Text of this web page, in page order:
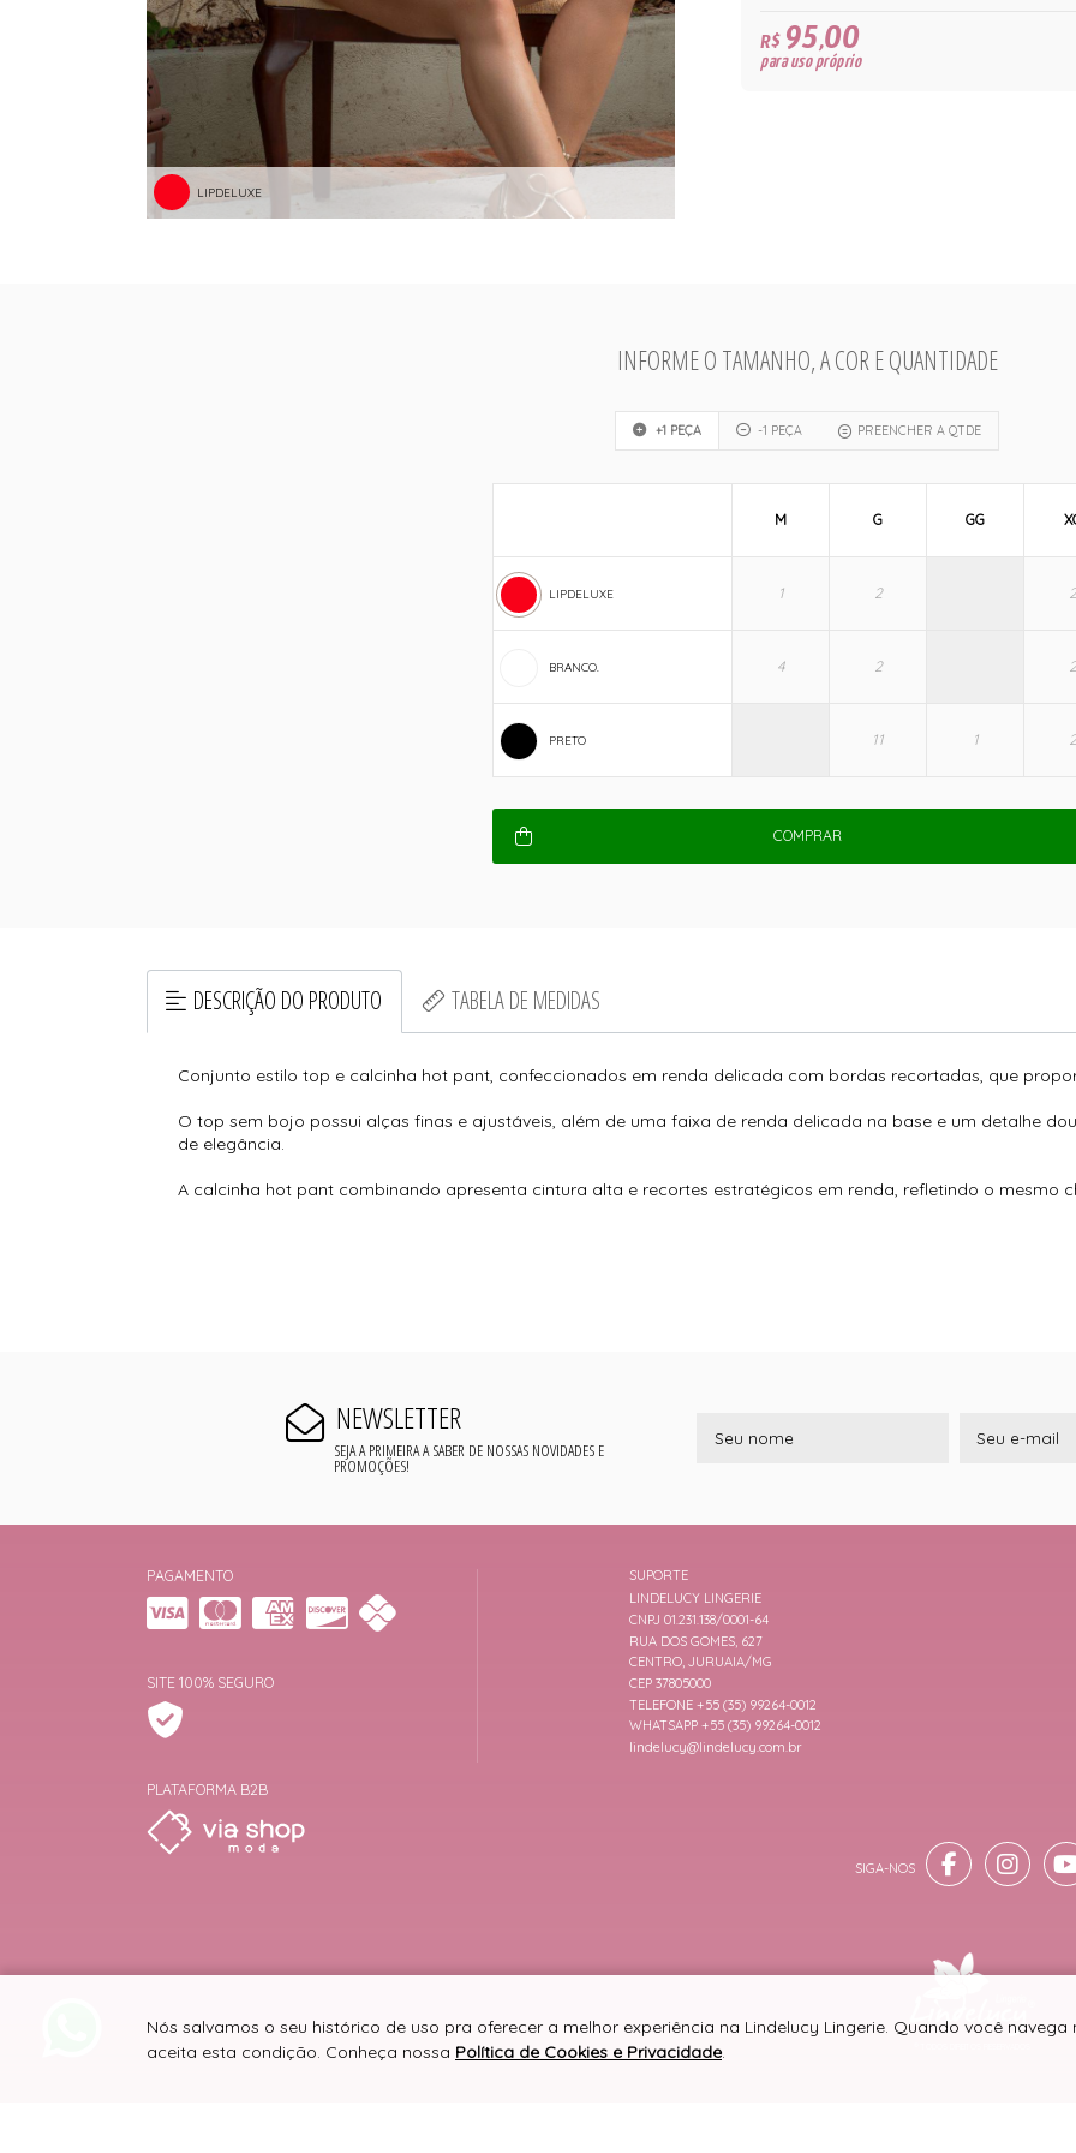
LIPDELUXE
R$95,00
para uso próprio
INFORME O TAMANHO, A COR E QUANTIDADE
+1 PEÇA -1 PEÇA PREENCHER A QTDE
LIPDELUXE
BRANCO.
PRETO
M G GG
COMPRAR
DESCRIÇÃO DO PRODUTO TABELA DE MEDIDAS
Conjunto estilo top e calcinha hot pant, confeccionados em renda delicada com bordas recortadas, que
O top sem bojo possui alças finas e ajustáveis, além de uma faixa de renda delicada na base e um detalhe
de elegância.
A calcinha hot pant combinando apresenta cintura alta e recortes estratégicos em renda, refletindo o mesmo
NEWSLETTER
SEJA A PRIMEIRA A SABER DE NOSSAS NOVIDADES E
PROMOÇÕES!
PAGAMENTO
SITE 100% SEGURO
PLATAFORMA B2B
SUPORTE
LINDELUCY LINGERIE
CNPJ 01.231.138/0001-64
RUA DOS GOMES, 627
CENTRO, JURUAIA/MG
CEP 37805000
TELEFONE +55 (35) 99264-0012
WHATSAPP +55 (35) 99264-0012
lindelucy@lindelucy.com.br
Nós salvamos o seu histórico de uso pra oferecer a melhor experiência na Lindelucy Lingerie. Quando você navega
aceita esta condição. Conheça nossa Política de Cookies e Privacidade.